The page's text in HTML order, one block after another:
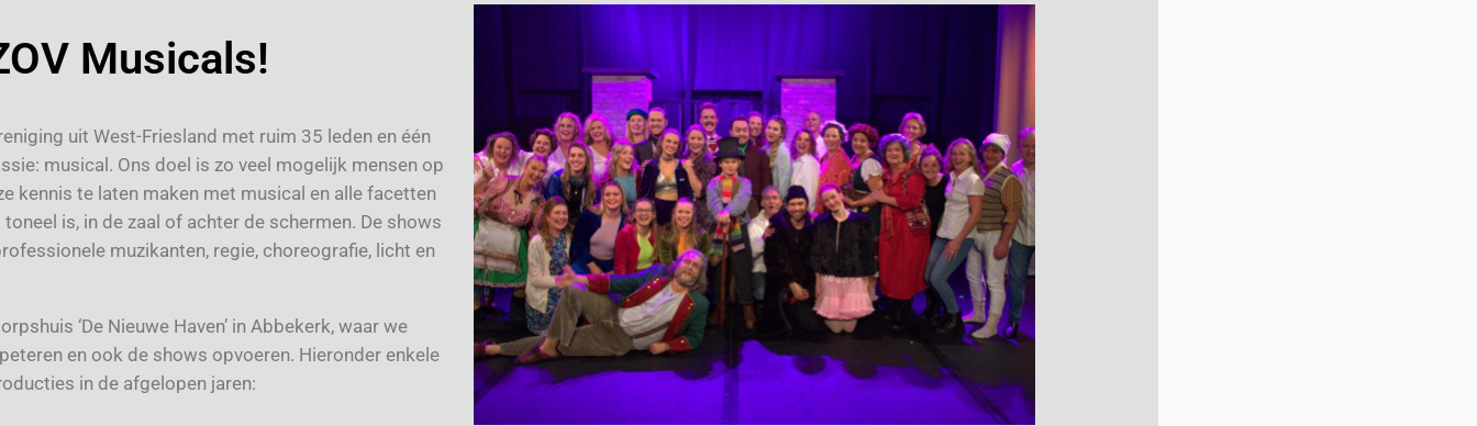
Musicals!
uit West-Friesland met ruim 35 leden en één
musical. Ons doel is zo veel mogelijk mensen op
kennis te laten maken met musical en alle facetten
is, in de zaal of achter de schermen. De shows
muzikanten, regie, choreografie, licht en
‘De Nieuwe Haven’ in Abbekerk, waar we
en ook de shows opvoeren. Hieronder enkele
in de afgelopen jaren: